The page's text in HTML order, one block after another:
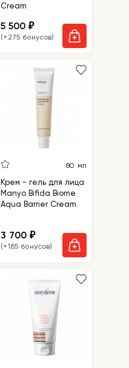
Cream
5 500₽
(+275 бонусов)
80 мл
Крем - гель для лица
Manyo Bifida Biome
Aqua Barrier Cream
3 700₽
(+185 бонусов)